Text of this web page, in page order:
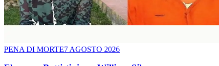
PENA DI MORTE7 AGOSTO 2026